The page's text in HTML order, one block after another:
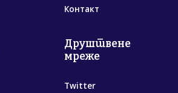
Контакт
Друштвене
мреже
Twitter